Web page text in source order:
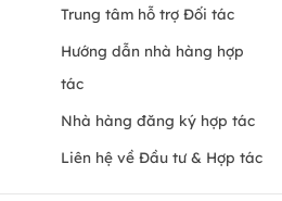
Trung tâm hỗ trợ Đối tác
Hướng dẫn nhà hàng hợp
tác
Nhà hàng đăng ký hợp tác
Liên hệ về Đầu tư & Hợp tác